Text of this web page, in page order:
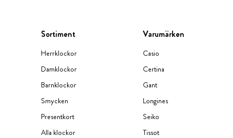
Sortiment
Herrklockor
Damklockor
Barnklockor
Smycken
Presentkort
Alla klockor
Varumärken
Casio
Certina
Gant
Longines
Seiko
Tissot